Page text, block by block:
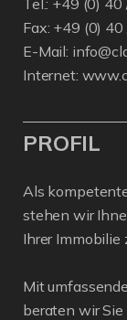
Tel.: +49 (0)
Fax: +49 (0)
E-Mail:
Internet:
PROFIL
Als
stehen wir
Ihrer Immobilie
Mit
beraten wir Sie